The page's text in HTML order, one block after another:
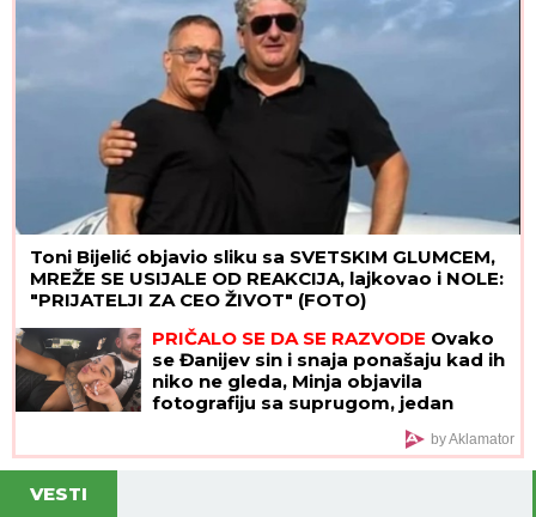
Toni Bijelić objavio sliku sa SVETSKIM GLUMCEM,
MREŽE SE USIJALE OD REAKCIJA, lajkovao i NOLE:
"PRIJATELJI ZA CEO ŽIVOT" (FOTO)
PRIČALO SE DA SE RAZVODE Ovako
se Đanijev sin i snaja ponašaju kad ih
niko ne gleda, Minja objavila
fotografiju sa suprugom, jedan
by Aklamator
VESTI